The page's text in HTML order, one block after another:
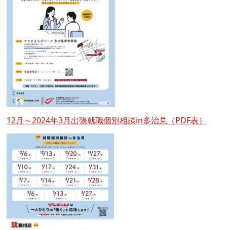
12月～2024年3月出張就職個別相談in多治見（PDF表）